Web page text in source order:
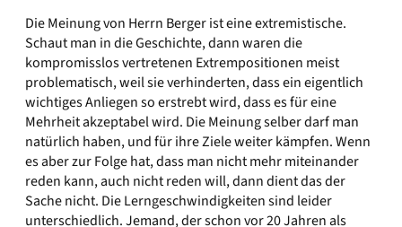
Die Meinung von Herrn Berger ist eine extremistische.
Schaut man in die Geschichte, dann waren die
kompromisslos vertretenen Extrempositionen meist
problematisch, weil sie verhinderten, dass ein eigentlich
wichtiges Anliegen so erstrebt wird, dass es für eine
Mehrheit akzeptabel wird. Die Meinung selber darf man
natürlich haben, und für ihre Ziele weiter kämpfen. Wenn
es aber zur Folge hat, dass man nicht mehr miteinander
reden kann, auch nicht reden will, dann dient das der
Sache nicht. Die Lerngeschwindigkeiten sind leider
unterschiedlich. Jemand, der schon vor 20 Jahren als